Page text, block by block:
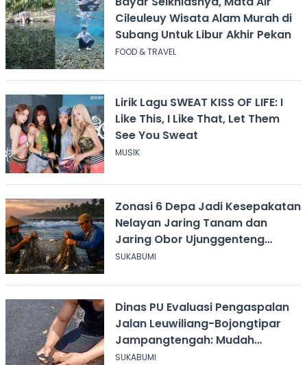
Cileuleuy Wisata Alam Murah di
Subang Untuk Libur Akhir Pekan
FOOD & TRAVEL
Lirik Lagu SWEAT KISS OF LIFE: I
Like This, I Like That, Let Them
See You Sweat
MUSIK
Zonasi 6 Depa Jadi Kesepakatan
Nelayan Jaring Tanam dan
Jaring Obor Ujunggenteng
Sukabumi
SUKABUMI
Dinas PU Evaluasi Pengaspalan
Jalan Leuwiliang-Bojongtipar
Jampangtengah: Mudah
Mengelupas
SUKABUMI